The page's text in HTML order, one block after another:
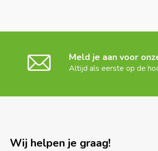
Meld je aan voor
Altijd als eerste op de
Wij helpen je graag!